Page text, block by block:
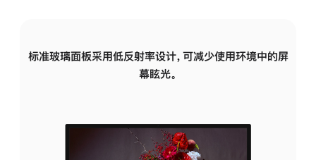
标准玻璃面板采用低反射率设计，可减少使用环境中的屏
幕眩光。